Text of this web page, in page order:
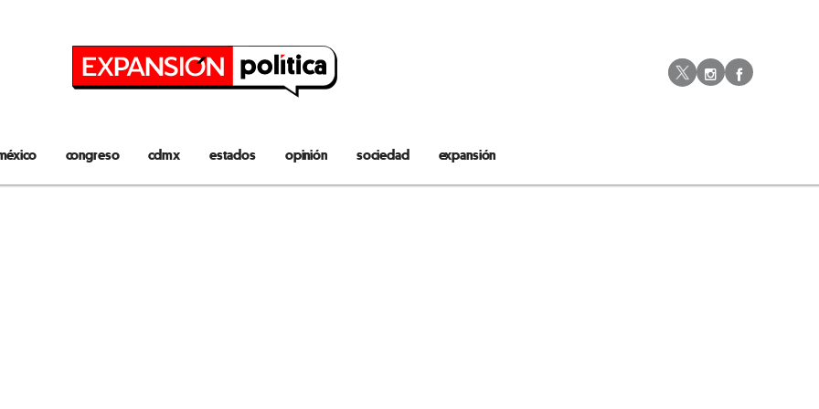
Instagram
congreso cdmx estados opinión sociedad expansión